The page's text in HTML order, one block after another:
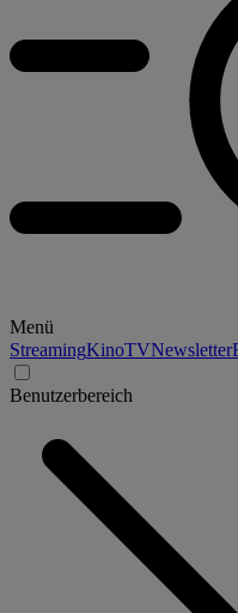
Menü
StreamingKinoTVNewsletter
Benutzerbereich